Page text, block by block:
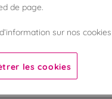
de page.
sur nos
les cookies